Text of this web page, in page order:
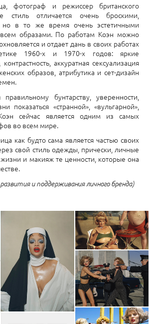
фотограф и режиссер британского
стиль отличается очень броскими,
но в то же время очень эстетичными
образами. По работам Коэн можно
и отдает дань в своих работах
1960-х и 1970-х годов: яркие
аккуратная сексуализация
образов, атрибутика и сет-дизайн
бунтарству, уверенности,
показаться «странной», «вульгарной»,
сейчас является одним из самых
во всем мире.
как будто сама является частью своих
свой стиль одежды, прически, личные
и макияж те ценности, которые она
и поддерживания личного бренда)